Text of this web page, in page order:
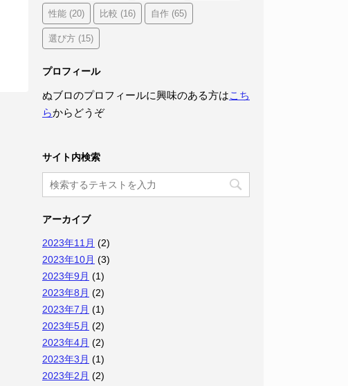
性能 (20) 比較 (16) 自作 (65)
選び方 (15)
プロフィール
ぬブロのプロフィールに興味のある方はこち
らからどうぞ
サイト内検索
アーカイブ
2023年11月 (2)
2023年10月 (3)
2023年9月 (1)
2023年8月 (2)
2023年7月 (1)
2023年5月 (2)
2023年4月 (2)
2023年3月 (1)
2023年2月 (2)